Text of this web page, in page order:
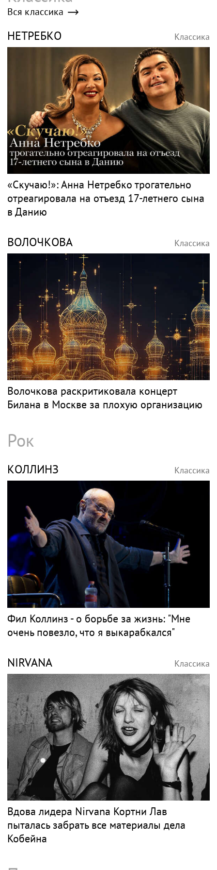
Вся классика
НЕТРЕБКО Классика
«Скучаю!»: Анна Нетребко трогательно
отреагировала на отъезд 17-летнего сына
в Данию
ВОЛОЧКОВА Классика
Волочкова раскритиковала концерт
Билана в Москве за плохую организацию
Рок
КОЛЛИНЗ Классика
Фил Коллинз - о борьбе за жизнь: "Мне
очень повезло, что я выкарабкался"
NIRVANA Классика
Вдова лидера Nirvana Кортни Лав
пыталась забрать все материалы дела
Кобейна